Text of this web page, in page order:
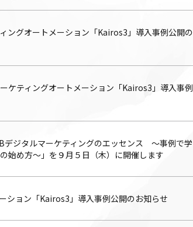
ングオートメーション「Kairos3」導入事例公開の
ケティングオートメーション「Kairos3」導入事例
ジタルマーケティングのエッセンス 〜事例で学
め方〜」を９月５日（木）に開催します
ション「Kairos3」導入事例公開のお知らせ